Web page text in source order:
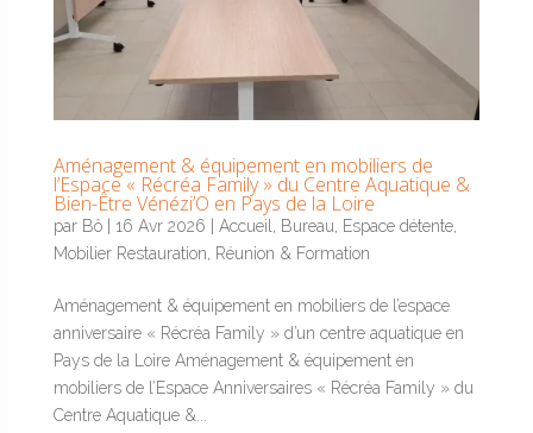
Aménagement & équipement en mobiliers de
l’Espace « Récréa Family » du Centre Aquatique &
Bien-Être Vénézi’O en Pays de la Loire
par Bô| 16 Avr 2026 | Accueil Bureau Espace détente,
Mobilier Restauration Réunion & Formation
Aménagement & équipement en mobiliers de l’espace
anniversaire « Récréa Family » d’un centre aquatique en
Pays de la Loire Aménagement & équipement en
mobiliers de l’Espace Anniversaires « Récréa Family » du
Centre Aquatique &...